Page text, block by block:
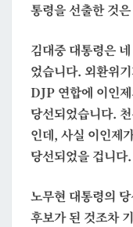
통령을 선출한 것
김대중 대통령은
었습니다. 외환위
DJP 연합에 이인
당선되었습니다.
인데, 사실 이인제
당선되었을 겁니다.
노무현 대통령의
후보가 된 것조차